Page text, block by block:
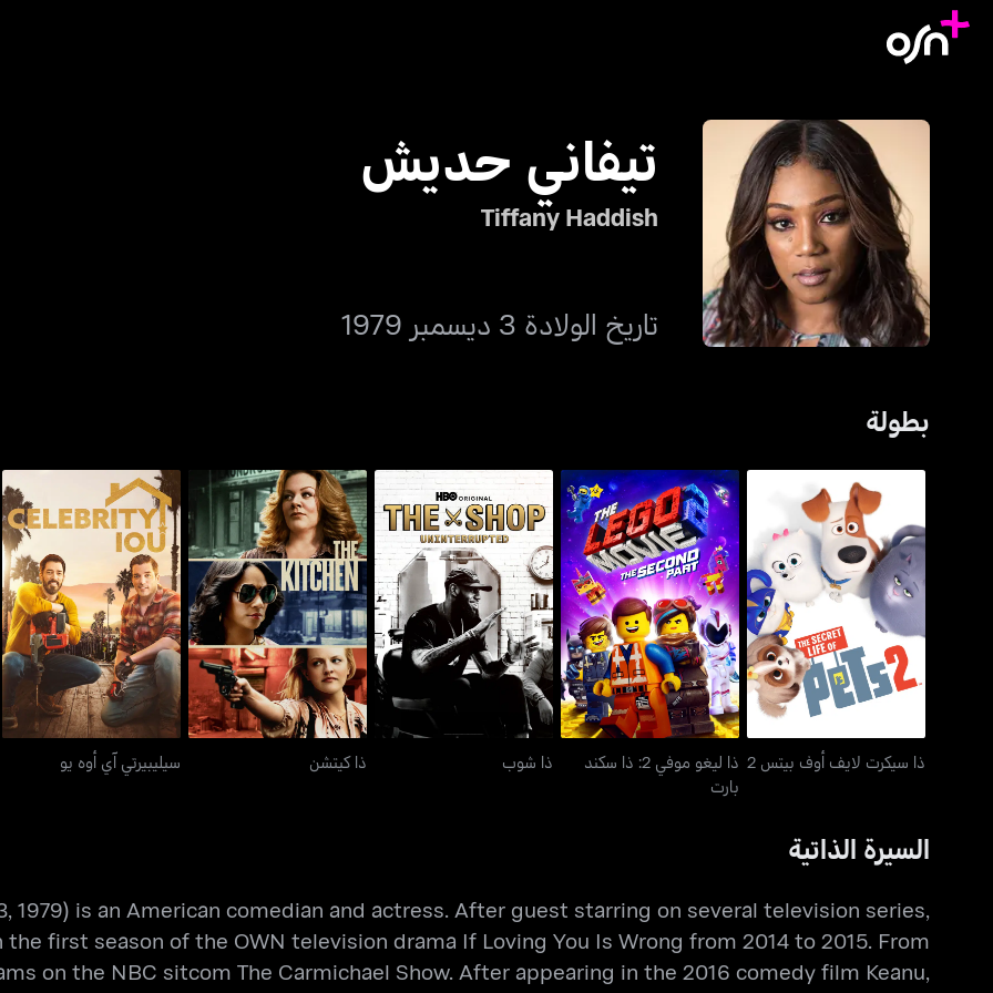
تيفاني حديش
Tiffany Haddish
تاريخ الولادة 3 ديسمبر 1979
بطولة
ذا سيكرت لايف أوف بيتس
ذا سيكرت لايف أوف بيتس 2
ذا ليغو موفي 2: ذا سكند
بارت
ذا ليغو موفي 2: ذا سكند
بارت
ذا شوب
ذا شوب
ذا كيتشن
ذا كيتشن
سيليبيرتي آي أوه يو
سيليبيرتي آي أوه يو
السيرة الذاتية
1979) is an American comedian and actress. After guest starring on several television series,
first season of the OWN television drama If Loving You Is Wrong from 2014 to 2015. From
on the NBC sitcom The Carmichael Show. After appearing in the 2016 comedy film Keanu,